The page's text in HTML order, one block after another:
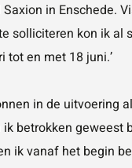
in Enschede.
solliciteren kon ik al
tot en met 18 juni.’
in de uitvoering
ik betrokken geweest
ik vanaf het begin